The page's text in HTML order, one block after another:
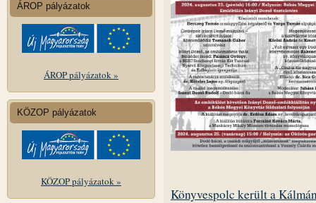
ÁROP pályázatok
ÁROP pályázatok »
KÖZOP pályázatok
KÖZOP pályázatok »
Könyvespolc került a